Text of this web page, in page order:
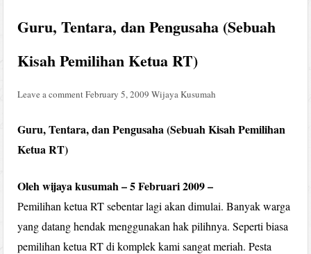
Guru, Tentara, dan Pengusaha (Sebuah
Kisah Pemilihan Ketua RT)
Leave a comment February 5, 2009 Wijaya Kusumah
Guru, Tentara, dan Pengusaha (Sebuah Kisah Pemilihan
Ketua RT)
Oleh wijaya kusumah – 5 Februari 2009 –
Pemilihan ketua RT sebentar lagi akan dimulai. Banyak warga
yang datang hendak menggunakan hak pilihnya. Seperti biasa
pemilihan ketua RT di komplek kami sangat meriah. Pesta